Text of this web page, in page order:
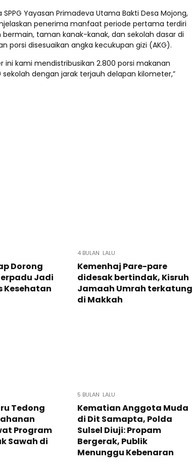
Yayasan Primadeva Utama Bakti Desa Mojong,
penerima manfaat periode pertama terdiri
taman kanak-kanak, dan sekolah dasar di
porsi disesuaikan angka kecukupan gizi (AKG).
ini kami mendistribusikan 2.800 porsi makanan
dengan jarak terjauh delapan kilometer,”
Dorong
Jadi
Kesehatan
4 BULAN LALU
Kemenhaj Pare-pare
didesak bertindak, Kisruh
Jamaah Umrah terkatung
di Makkah
Tedong
Program
Sawah di
5 BULAN LALU
Kematian Anggota Muda
di Dit Samapta, Polda
Sulsel Diuji: Propam
Bergerak, Publik
Menunggu Kebenaran